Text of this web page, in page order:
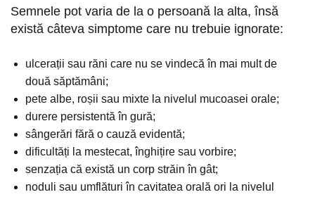
Semnele pot varia de la o persoană la alta, însă
există câteva simptome care nu trebuie ignorate:
ulcerații sau răni care nu se vindecă în mai mult de
două săptămâni;
pete albe, roșii sau mixte la nivelul mucoasei orale;
durere persistentă în gură;
sângerări fără o cauză evidentă;
dificultăți la mestecat, înghițire sau vorbire;
senzația că există un corp străin în gât;
noduli sau umflături în cavitatea orală ori la nivelul